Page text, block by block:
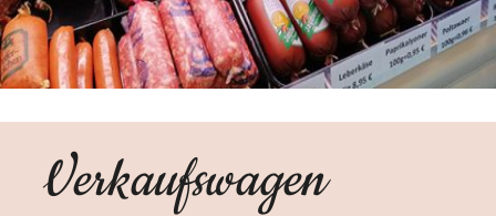
Verkaufswagen